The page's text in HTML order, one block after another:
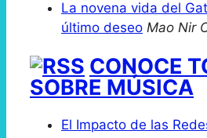
La novena vida del
último deseo Mao Nir
CONOCE
SOBRE MÚSICA
El Impacto de las